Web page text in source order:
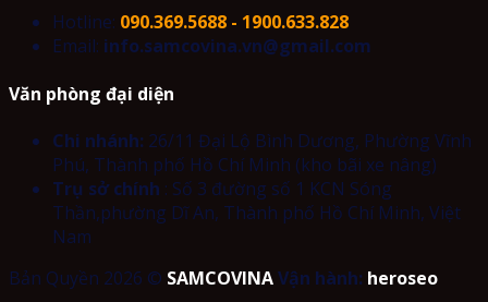
Hotline: 090.369.5688 - 1900.633.828
Email: info.samcovina.vn@gmail.com
Văn phòng đại diện
Chi nhánh: 26/11 Đại Lộ Bình Dương, Phường Vĩnh
Phú, Thành phố Hồ Chí Minh (kho bãi xe nâng)
Trụ sở chính : Số 3 đường số 1 KCN Sóng
Thần,phường Dĩ An, Thành phố Hồ Chí Minh, Việt
Nam
Bản Quyền 2026 © SAMCOVINAVận hành: heroseo